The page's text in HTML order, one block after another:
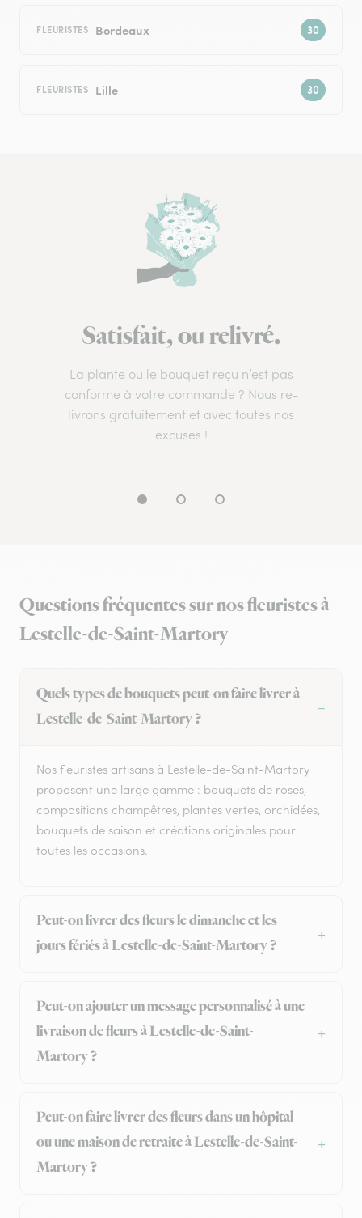
FLEURISTES Bordeaux
FLEURISTES Lille
Satisfait, ou relivré.
La plante ou le bouquet reçu n’est pas
conforme à votre commande ? Nous re-
livrons gratuitement et avec toutes nos
excuses !
Questions fréquentes sur nos fleuristes à
Lestelle-de-Saint-Martory
Quels types de bouquets peut-on faire livrer à
Lestelle-de-Saint-Martory ?
Nos fleuristes artisans à Lestelle-de-Saint-Martory
proposent une large gamme : bouquets de roses,
compositions champêtres, plantes vertes, orchidées,
bouquets de saison et créations originales pour
toutes les occasions.
Peut-on livrer des fleurs le dimanche et les
jours fériés à Lestelle-de-Saint-Martory ?
Peut-on ajouter un message personnalisé à une
livraison de fleurs à Lestelle-de-Saint-
Martory ?
Peut-on faire livrer des fleurs dans un hôpital
ou une maison de retraite à Lestelle-de-Saint-
Martory ?